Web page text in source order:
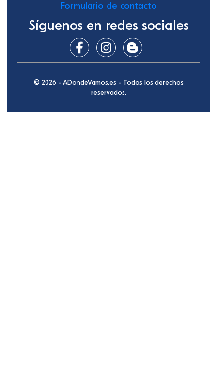
Formulario de contacto
Síguenos en redes sociales
© 2026 - ADondeVamos.es - Todos los derechos
reservados.